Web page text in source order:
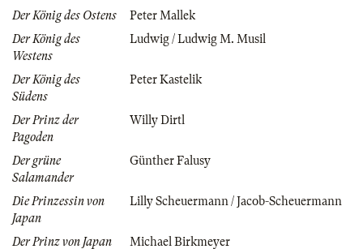
Der König des Ostens
Peter Mallek
Der König des
Westens
Ludwig / Ludwig M. Musil
Der König des
Südens
Peter Kastelik
Der Prinz der
Pagoden
Willy Dirtl
Der grüne
Salamander
Günther Falusy
Die Prinzessin von
Japan
Lilly Scheuermann / Jacob-Scheuermann
Der Prinz von Japan
Michael Birkmeyer